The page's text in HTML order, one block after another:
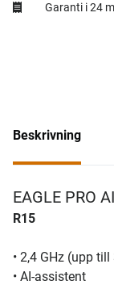
Garanti i 24
Beskrivning
EAGLE PRO
R15
• 2,4 GHz (upp
• AI-assistent